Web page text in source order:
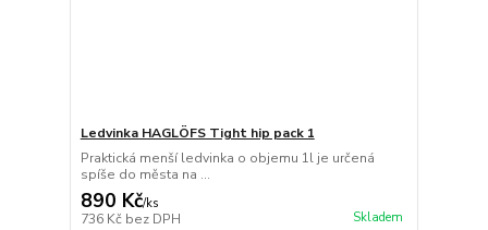
Ledvinka HAGLÖFS Tight hip pack 1
Praktická menší ledvinka o objemu 1l je určená
spíše do města na ...
890 Kč/ks
736 Kč bez DPH Skladem